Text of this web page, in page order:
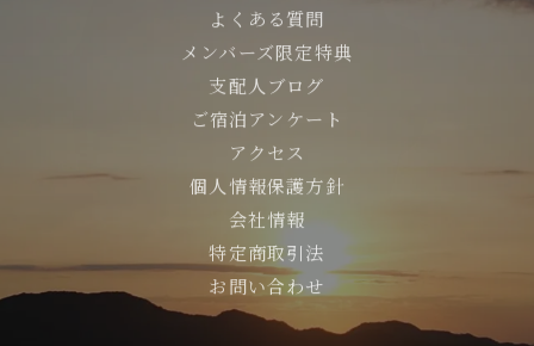
よくある質問
メンバーズ限定特典
支配人ブログ
ご宿泊アンケート
アクセス
個人情報保護方針
会社情報
特定商取引法
お問い合わせ